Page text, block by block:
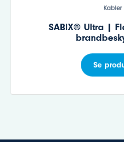
Kabler
SABIX® Ultra |
Se